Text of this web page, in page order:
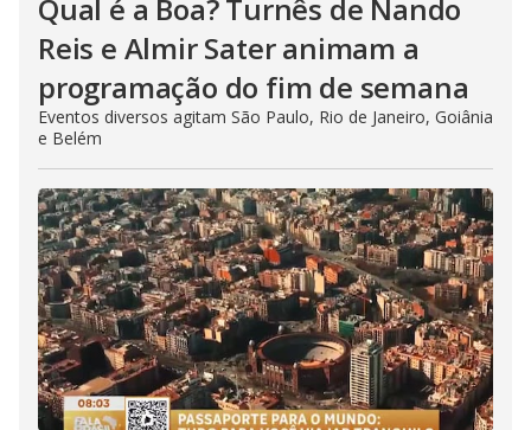
Qual é a Boa? Turnês de Nando
Reis e Almir Sater animam a
programação do fim de semana
Eventos diversos agitam São Paulo, Rio de Janeiro, Goiânia
e Belém